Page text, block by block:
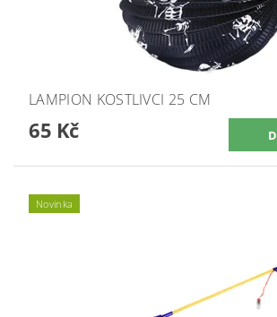
LAMPION KOSTLIVCI 25 CM
65 Kč
Novinka